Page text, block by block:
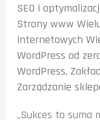
SEO i
Strony www
internetowych
WordPress od
WordPress,
Zarządzanie
„Sukces to suma